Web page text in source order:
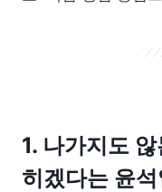
1. 나가지도
히겠다는 윤석